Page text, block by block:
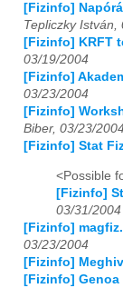
2016 01 02 03
2017 01 02
2018 01 02
2019 01 02 03
01 03
2022 01 02 03
2023 01 02 03
[Fizinfo]
Tepliczky István,
[Fizinfo] KRFT
03/19/2004
[Fizinfo]
03/23/2004
[Fizinfo]
Biber, 03/23/
[Fizinfo] Stat
<Possible
[Fizinfo]
03/31/2004
[Fizinfo]
03/23/2004
[Fizinfo]
[Fizinfo]